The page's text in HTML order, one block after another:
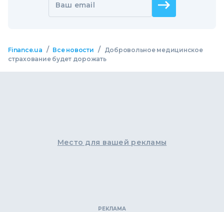
Ваш email
Finance.ua / Все новости /
Добровольное медицинское
страхование будет дорожать
Место для вашей рекламы